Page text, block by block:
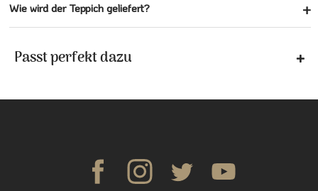
Wie wird der Teppich geliefert?
Passt perfekt dazu